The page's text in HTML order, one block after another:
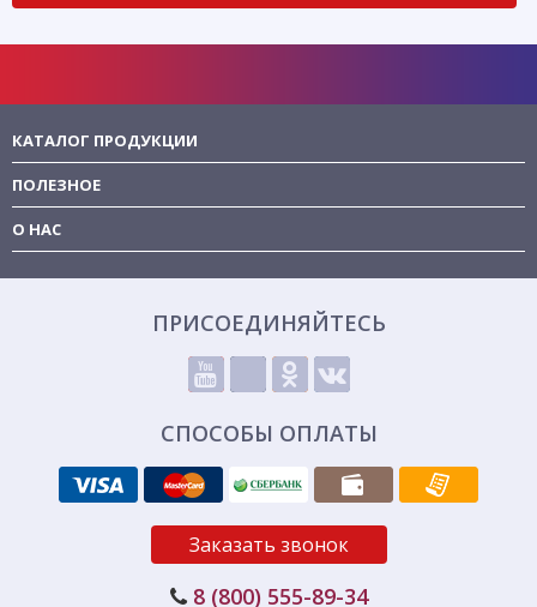
КАТАЛОГ ПРОДУКЦИИ
ПОЛЕЗНОЕ
О НАС
ПРИСОЕДИНЯЙТЕСЬ
СПОСОБЫ ОПЛАТЫ
Заказать звонок
8 (800) 555-89-34